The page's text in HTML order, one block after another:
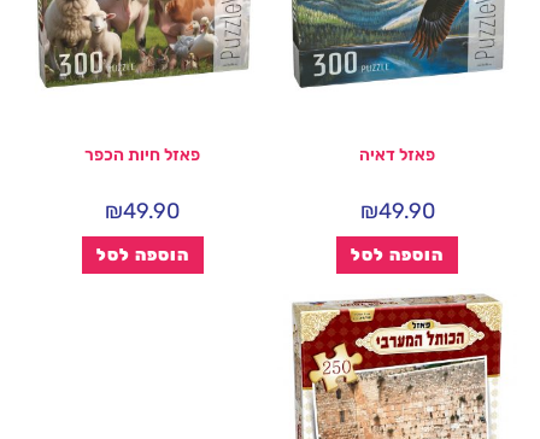
פאזל דאיה
₪49.90
הוספה לסל
פאזל חיות הכפר
₪49.90
הוספה לסל